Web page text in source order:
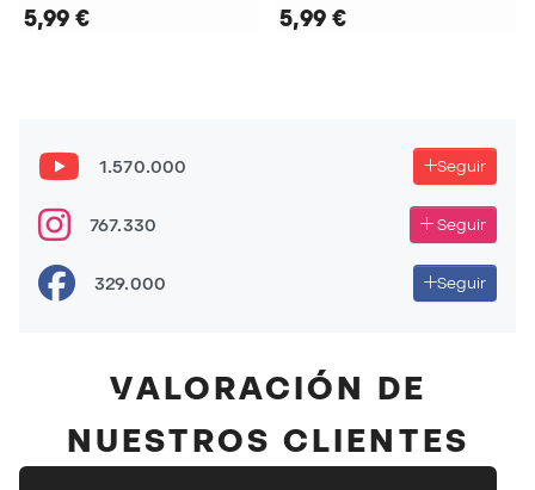
5,99 € 5,99 €
1.570.000 Seguir
767.330 Seguir
329.000 Seguir
VALORACIÓN DE
NUESTROS CLIENTES